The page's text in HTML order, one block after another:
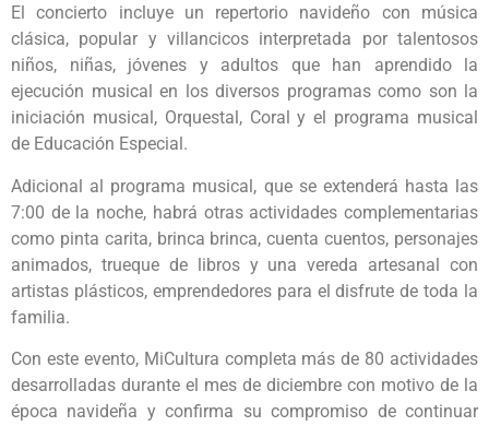
El concierto incluye un repertorio navideño con música
clásica, popular y villancicos interpretada por talentosos
niños, niñas, jóvenes y adultos que han aprendido la
ejecución musical en los diversos programas como son la
iniciación musical, Orquestal, Coral y el programa musical
de Educación Especial.
Adicional al programa musical, que se extenderá hasta las
7:00 de la noche, habrá otras actividades complementarias
como pinta carita, brinca brinca, cuenta cuentos, personajes
animados, trueque de libros y una vereda artesanal con
artistas plásticos, emprendedores para el disfrute de toda la
familia.
Con este evento, MiCultura completa más de 80 actividades
desarrolladas durante el mes de diciembre con motivo de la
época navideña y confirma su compromiso de continuar